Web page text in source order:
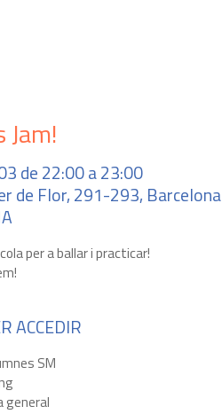
Jam!
de 22:00 a 23:00
de Flor, 291-293, Barcelona
per a ballar i practicar!
ACCEDIR
SM
general